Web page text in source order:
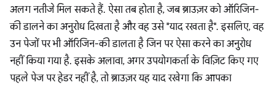
अलग नतीजे मिल सकते हैं. ऐसा तब होता है, जब ब्राउज़र को ऑरिजिन-
की डालने का अनुरोध दिखता है और वह उसे "याद रखता है". इसलिए, वह
उन पेजों पर भी ऑरिजिन-की डालता है जिन पर ऐसा करने का अनुरोध
नहीं किया गया है. इसके अलावा, अगर उपयोगकर्ता के विज़िट किए गए
पहले पेज पर हेडर नहीं है, तो ब्राउज़र यह याद रखेगा कि आपका